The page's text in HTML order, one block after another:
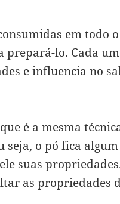
em todo
lo. Cada
e influencia no
é a mesma
seja, o pó fica
suas
as propriedades